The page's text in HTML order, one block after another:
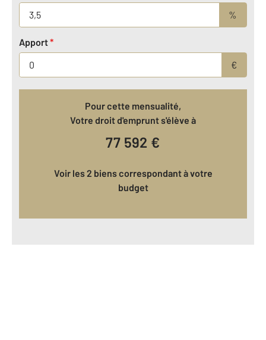
%
Apport*
€
Pour cette mensualité,
Votre droit d'emprunt s'élève à
77 592 €
Voir les 2 biens correspondant à votre
budget